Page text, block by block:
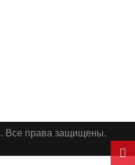
Все права защищены.